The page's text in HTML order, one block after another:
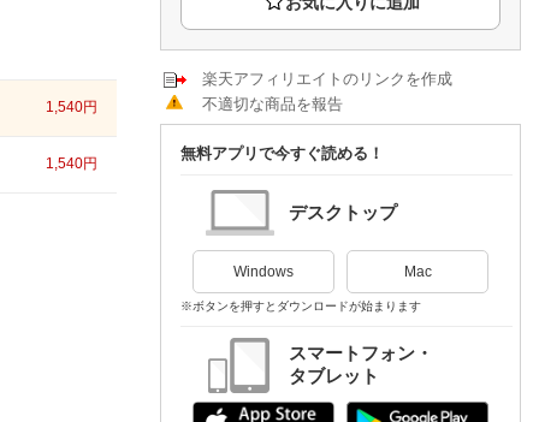
エンタメニュース
推し楽
1,540円
1,540円
楽天アフィリエイトのリンクを作成
不適切な商品を報告
無料アプリで今すぐ読める！
デスクトップ
Windows Mac
※ボタンを押すとダウンロードが始まります
スマートフォン・
タブレット